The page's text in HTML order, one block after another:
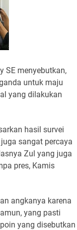
SE menyebutkan,
untuk maju
yang dilakukan
hasil survei
sangat percaya
Zul yang juga
pres, Kamis
angkanya karena
yang pasti
yang disebutkan